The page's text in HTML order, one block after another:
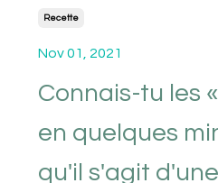
Recette
Nov 01, 2021
Connais-tu les
en quelques
qu'il s'agit